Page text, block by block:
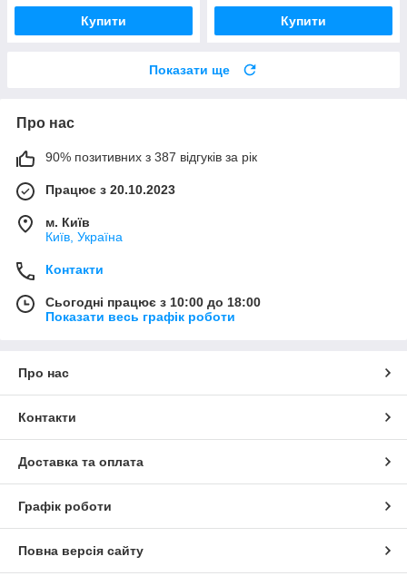
Купити Купити
Показати ще
Про нас
90% позитивних з 387 відгуків за рік
Працює з 20.10.2023
м. Київ
Київ, Україна
Контакти
Сьогодні працює з 10:00 до 18:00
Показати весь графік роботи
Про нас
Контакти
Доставка та оплата
Графік роботи
Повна версія сайту